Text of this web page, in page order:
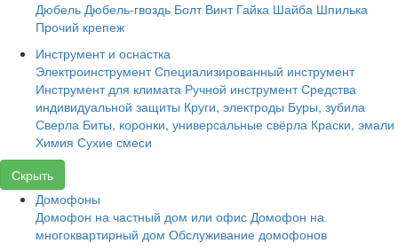
Дюбель Дюбель-гвоздь Болт Винт Гайка Шайба Шпилька
Прочий крепеж
Инструмент и оснастка
Электроинструмент Специализированный инструмент
Инструмент для климата Ручной инструмент Средства
индивидуальной защиты Круги, электроды Буры, зубила
Сверла Биты, коронки, универсальные свёрла Краски, эмали
Химия Сухие смеси
Скрыть
Домофоны
Домофон на частный дом или офис Домофон на
многоквартирный дом Обслуживание домофонов